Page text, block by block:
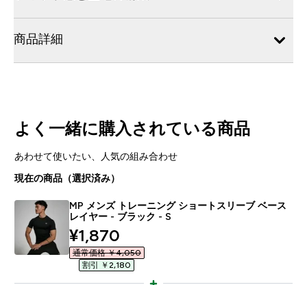
商品詳細
よく一緒に購入されている商品
あわせて使いたい、人気の組み合わせ
現在の商品（選択済み）
MP メンズ トレーニング ショートスリーブ ベース
レイヤー - ブラック - S
discounted price
¥1,870‎
通常価格 ￥4,050‎
割引 ￥2,180‎